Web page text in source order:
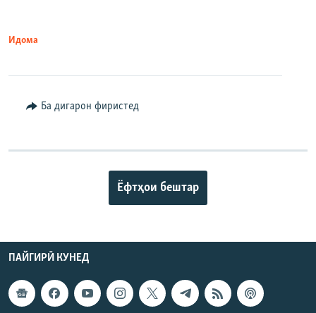
Идома
Ба дигарон фиристед
Ёфтҳои бештар
ПАЙГИРӢ КУНЕД